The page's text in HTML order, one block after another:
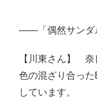
――「偶然サンダ
【川東さん】 奈
色の混ざり合っ
しています。